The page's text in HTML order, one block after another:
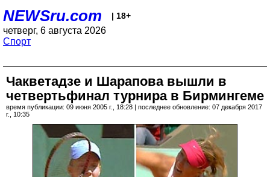
NEWSru.com | 18+
четверг, 6 августа 2026
Спорт
Чакветадзе и Шарапова вышли в
четвертьфинал турнира в Бирмингеме
время публикации: 09 июня 2005 г., 18:28 | последнее обновление: 07 декабря 2017
г., 10:35